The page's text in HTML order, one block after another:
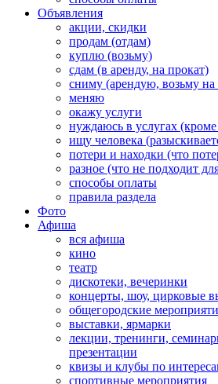
Объявления
акции, скидки
продам (отдам)
куплю (возьму)
сдам (в аренду, на прокат)
сниму (арендую, возьму на
меняю
окажу услуги
нуждаюсь в услугах
ищу человека
потери и находки (что
разное (что не подходит
способы оплаты
правила раздела
Фото
Афиша
вся афиша
кино
театр
дискотеки, вечеринки
концерты, шоу, цирковые
общегородские
выставки, ярмарки
лекции, тренинги,
презентации
квизы и клубы по
спортивные мероприятия